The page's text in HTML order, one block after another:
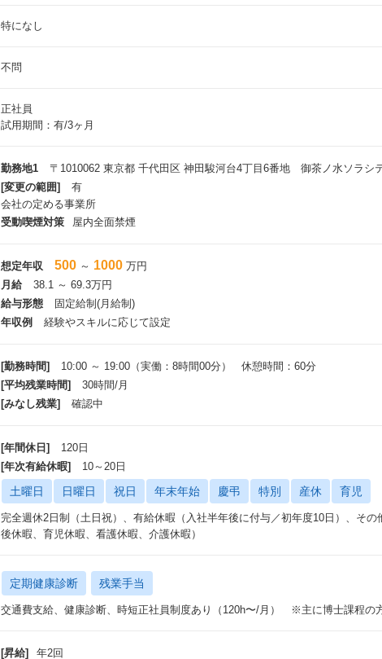
特になし
不問
正社員
試用期間：有/3ヶ月
勤務地1
〒1010062 東京都 千代田区 神田駿河台4丁目6番地 御茶ノ水ソラシ
[変更の範囲]
有
会社の定める事業所
受動喫煙対策
屋内全面禁煙
想定年収 500 ～ 1000 万円
月給
38.1 ～ 69.3万円
給与形態
固定給制(月給制)
年収例
経験やスキルに応じて設定
[勤務時間]
10:00 ～ 19:00（実働：8時間00分） 休憩時間：60分
[平均残業時間]
30時間/月
[みなし残業]
確認中
[年間休日]
120日
[年次有給休暇]
10～20日
土曜日 日曜日 祝日 年末年始 慶弔 特別 産休 育児
完全週休2日制（土日祝）、有給休暇（入社半年後に付与／初年度10日）、そ
後休暇、育児休暇、看護休暇、介護休暇）
定期健康診断 残業手当
交通費支給、健康診断、時短正社員制度あり（120h〜/月） ※主に博士課程の
[昇給]
年2回